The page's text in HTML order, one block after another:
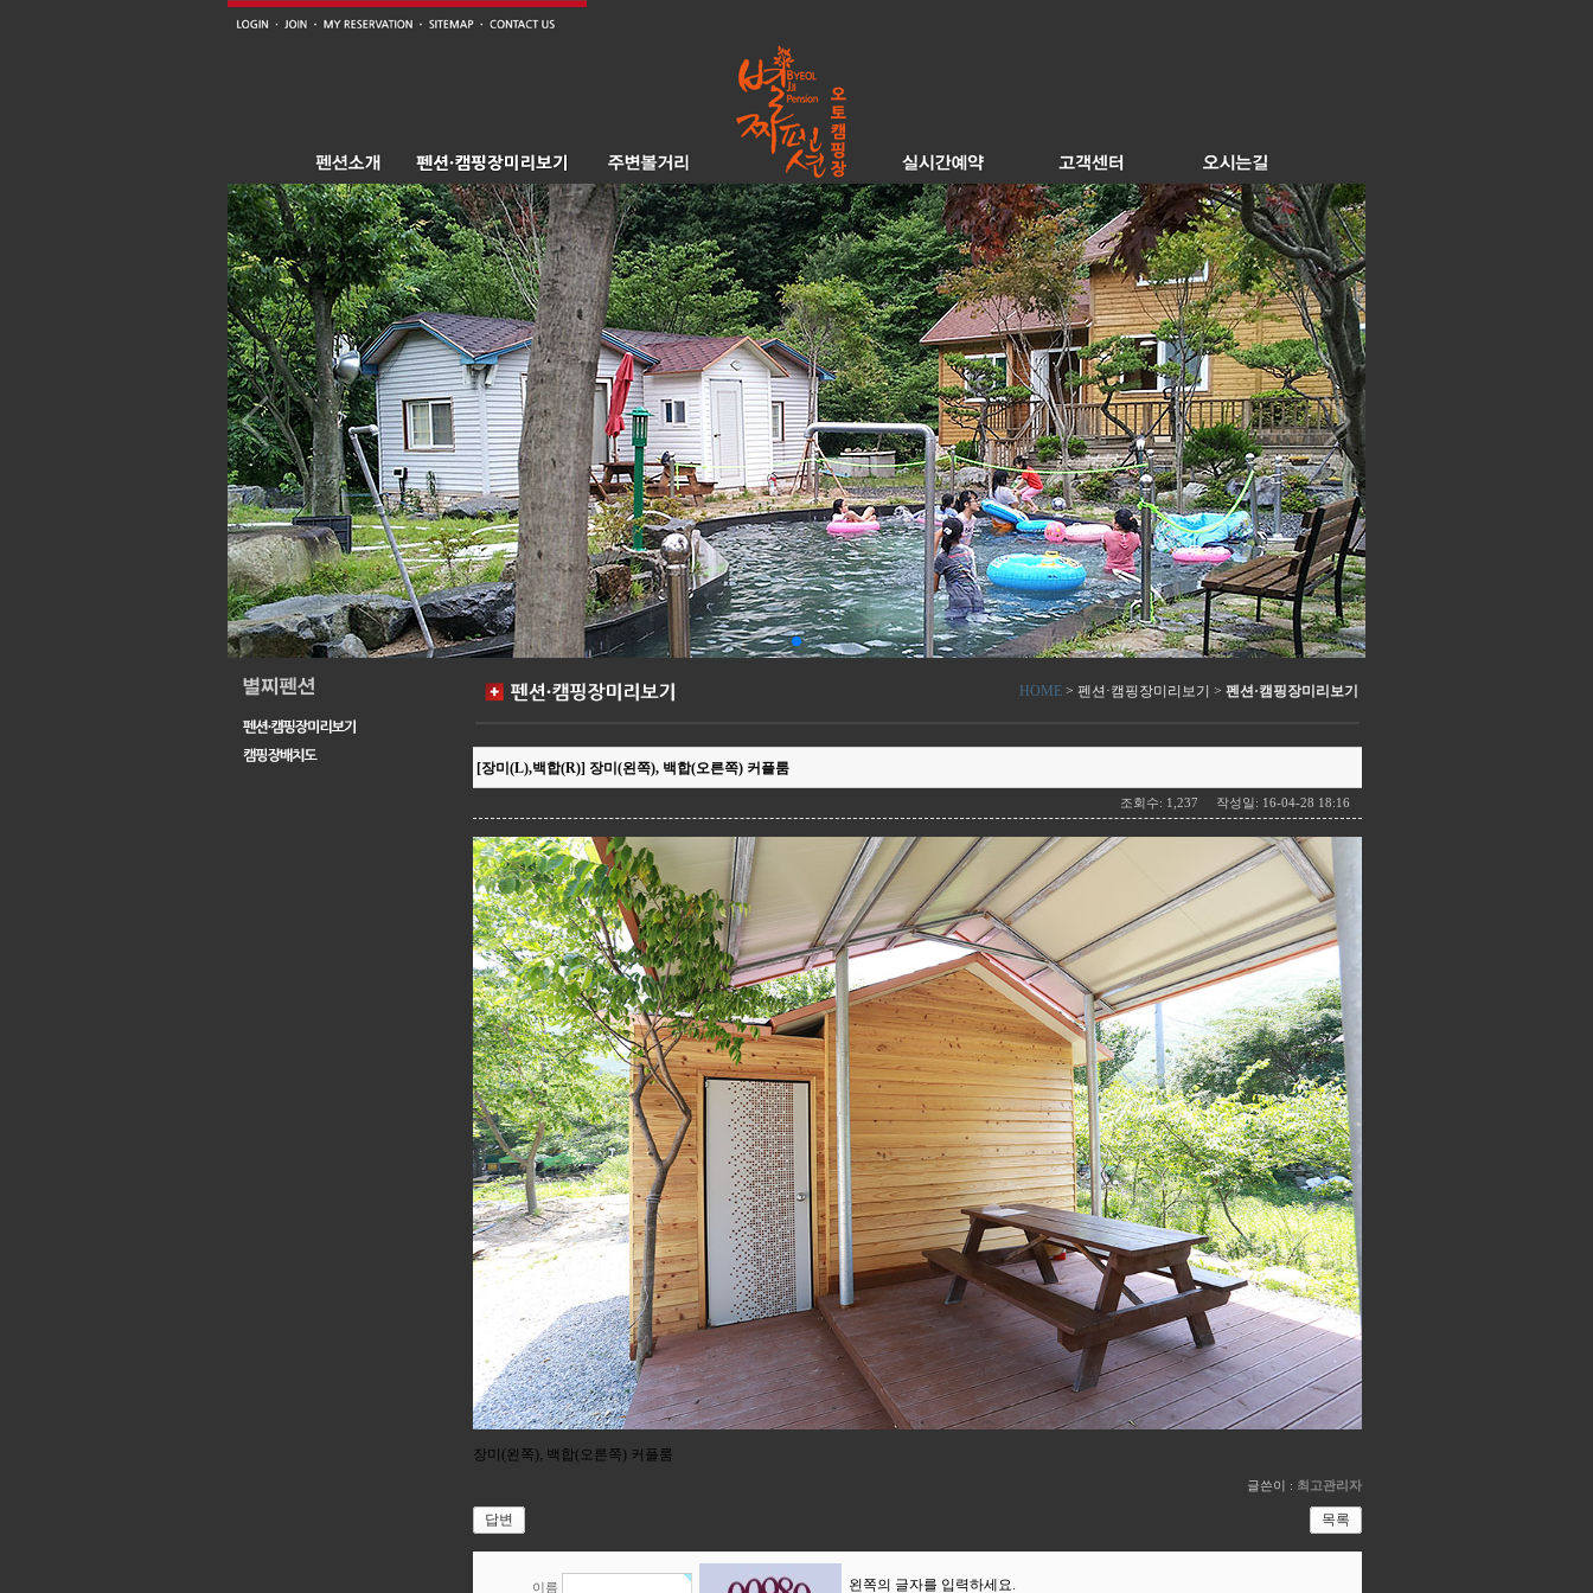
HOME > 펜션·캠핑장미리보기 > 펜션·캠핑장미리보기
[장미(L),백합(R)] 장미(왼쪽), 백합(오른쪽) 커플룸
조회수: 1,237 작성일: 16-04-28 18:16
장미(왼쪽), 백합(오른쪽) 커플룸
글쓴이 : 최고관리자
답변 목록
이름 왼쪽의 글자를 입력하세요.